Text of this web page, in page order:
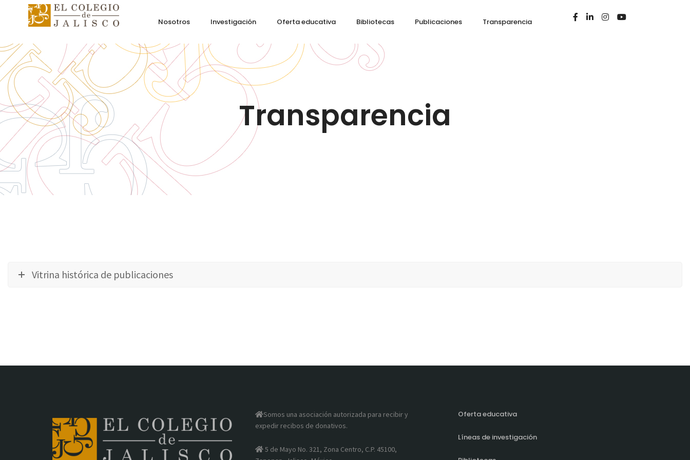
Nosotros Investigación Oferta educativa Bibliotecas Publicaciones Transparencia
Transparencia
Vitrina histórica de publicaciones
Somos una asociación autorizada para recibir y
expedir recibos de donativos.
5 de Mayo No. 321, Zona Centro, C.P. 45100,
Oferta educativa
Líneas de investigación